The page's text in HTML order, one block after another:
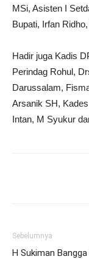
MSi, Asisten I
Bupati, Irfan
Hadir juga Kadis
Perindag Rohul,
Darussalam,
Arsanik SH,
Intan, M Syukur
Sebelumnya
H Sukiman